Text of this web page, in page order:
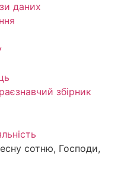
даних
збірник
сотню, Господи,